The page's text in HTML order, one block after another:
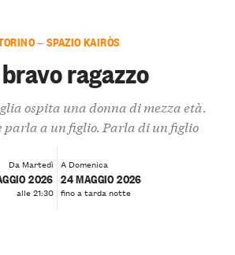
— SPAZIO KAIRÒS
ragazzo
ospita una donna di mezza età.
parla a un figlio. Parla di un figlio
Da Martedì
2026
alle 21:30
A Domenica
24 MAGGIO 2026
fino a tarda notte